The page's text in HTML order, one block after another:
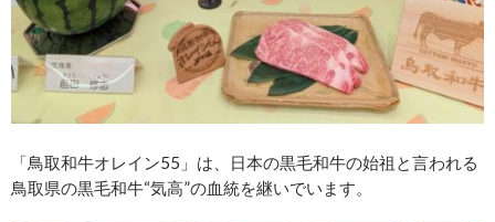
「⿃取和⽜オレイン55」は、日本の黒毛和牛の始祖と言われる
鳥取県の黒毛和牛“気高”の血統を継いでいます。